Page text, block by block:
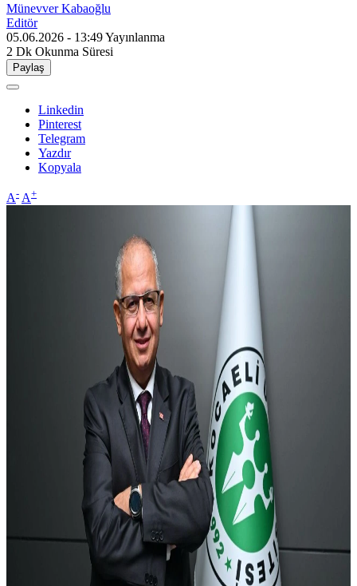
Münevver Kabaoğlu
Editör
05.06.2026 - 13:49Yayınlanma
2 Dk Okunma Süresi
Paylaş
Linkedin
Pinterest
Telegram
Yazdır
Kopyala
A- A+